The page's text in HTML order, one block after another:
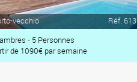
vecchio
Réf. 613
- 5 Personnes
de 1090€ par semaine